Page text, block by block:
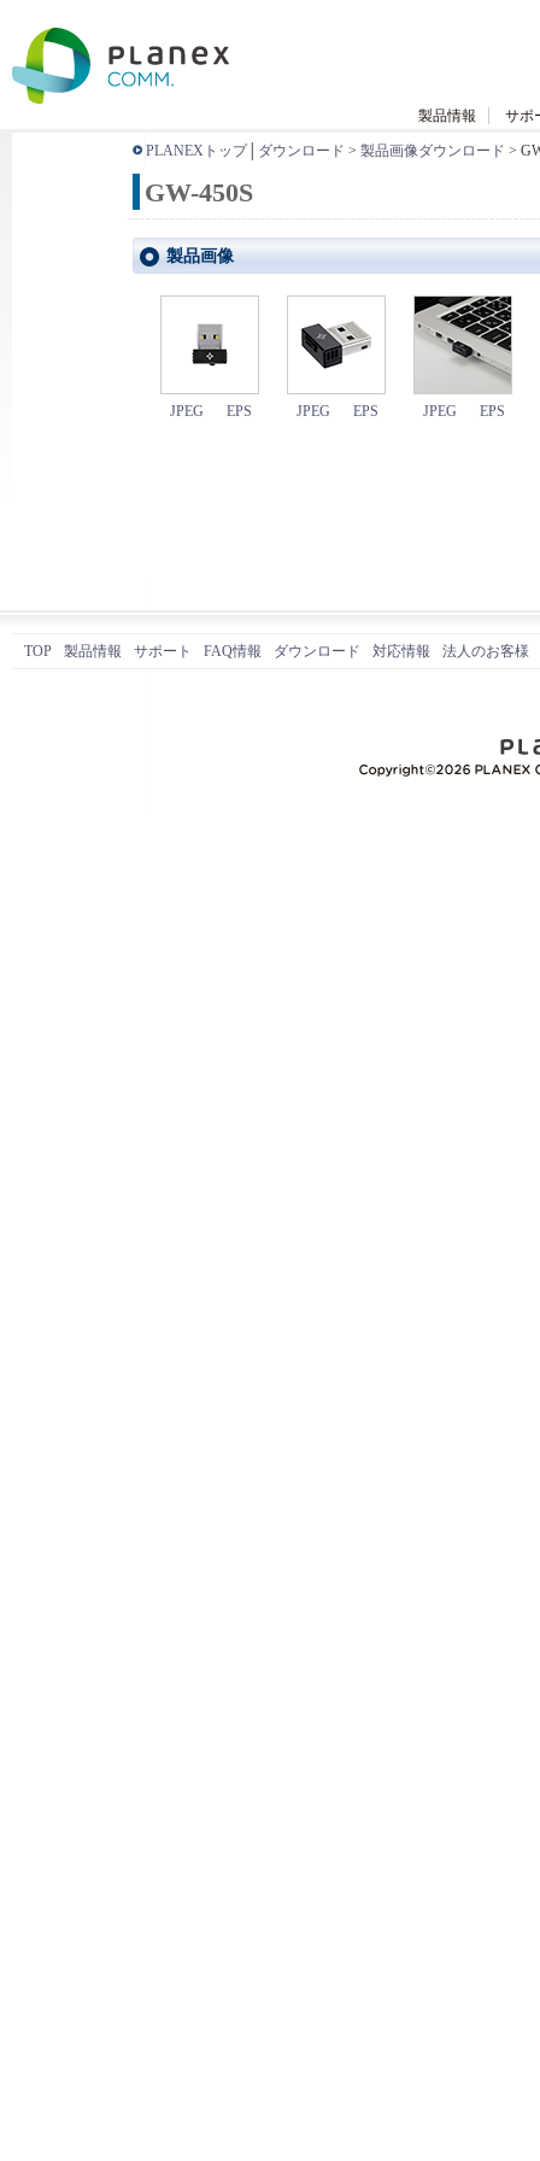
製品情報 サポ
PLANEXトップ│ ダウンロード > 製品画像ダウンロード >
GW-450S
製品画像
JPEG EPS JPEG EPS JPEG EPS
TOP 製品情報 サポート FAQ情報 ダウンロード 対応情報 法人のお客様